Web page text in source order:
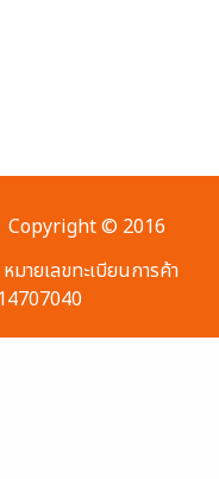
Copyright © 2016
ายเลขทะเบียนการค้า